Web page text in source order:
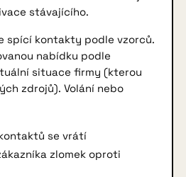
stávajícího.
spící kontakty podle vzorců.
nabídku podle
situace firmy (kterou
zdrojů). Volání nebo
se vrátí
zlomek oproti